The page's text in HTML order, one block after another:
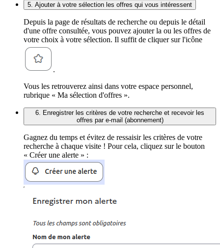
5. Ajouter à votre sélection les offres qui vous intéressent
Depuis la page de résultats de recherche ou depuis le détail
d'une offre consultée, vous pouvez ajouter la ou les offres de
votre choix à votre sélection. Il suffit de cliquer sur l'icône
.
Vous les retrouverez ainsi dans votre espace personnel,
rubrique « Ma sélection d'offres ».
6. Enregistrer les critères de votre recherche et recevoir les
offres par e-mail (abonnement)
Gagnez du temps et évitez de ressaisir les critères de votre
recherche à chaque visite ! Pour cela, cliquez sur le bouton
« Créer une alerte » :